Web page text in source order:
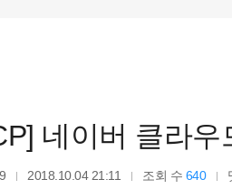
네이버 클라우
2018.10.04 21:11 조회 수 640